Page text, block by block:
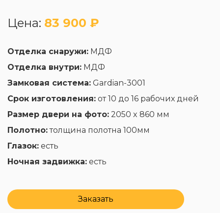
Цена: 83 900 ₽
Отделка снаружи: МДФ
Отделка внутри: МДФ
Замковая система: Gardian-3001
Срок изготовления: от 10 до 16 рабочих дней
Размер двери на фото: 2050 x 860 мм
Полотно:толщина полотна 100мм
Глазок: есть
Ночная задвижка: есть
Заказать